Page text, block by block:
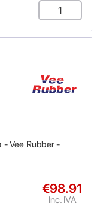
- Vee Rubber -
€98.91
Inc. IVA